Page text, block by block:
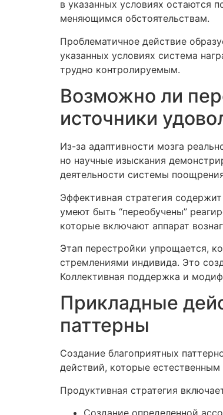
в указанных условиях остаются
меняющимся обстоятельствам.
Проблематичное действие
указанных условиях система
трудно контролируемым.
Возможно ли
источники
Из-за адаптивности мозга
но научные изыскания
деятельности системы
Эффективная стратегия
умеют быть “переобучены”
которые включают аппарат
Этап перестройки упрощается,
стремлениями индивида. Это
Коллективная поддержка и
Прикладные
паттерны
Создание благоприятных
действий, которые
Продуктивная стратегия